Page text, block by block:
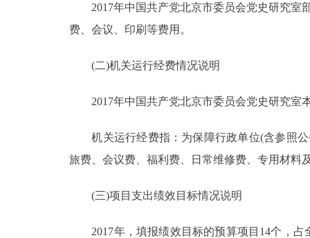
2017年中国共产党北京市委员会党史研究室部
费、会议、印刷等费用。
(二)机关运行经费情况说明
2017年中国共产党北京市委员会党史研究室
机关运行经费指：为保障行政单位(含参照公
旅费、会议费、福利费、日常维修费、专用材料
(三)项目支出绩效目标情况说明
2017年，填报绩效目标的预算项目14个，占